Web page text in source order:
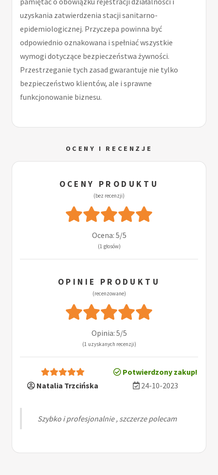
uzyskania zatwierdzenia stacji sanitarno-
epidemiologicznej. Przyczepa powinna być
odpowiednio oznakowana i spełniać wszystkie
wymogi dotyczące bezpieczeństwa żywności.
Przestrzeganie tych zasad gwarantuje nie tylko
bezpieczeństwo klientów, ale i sprawne
funkcjonowanie biznesu.
OCENY I RECENZJE
OCENY PRODUKTU
(bez recenzji)
Ocena: 5/5
(1 głosów)
OPINIE PRODUKTU
(recenzowane)
Opinia: 5/5
(1 uzyskanych recenzji)
Potwierdzony zakup!
Natalia Trzcińska
24-10-2023
Szybko i profesjonalnie , szczerze polecam